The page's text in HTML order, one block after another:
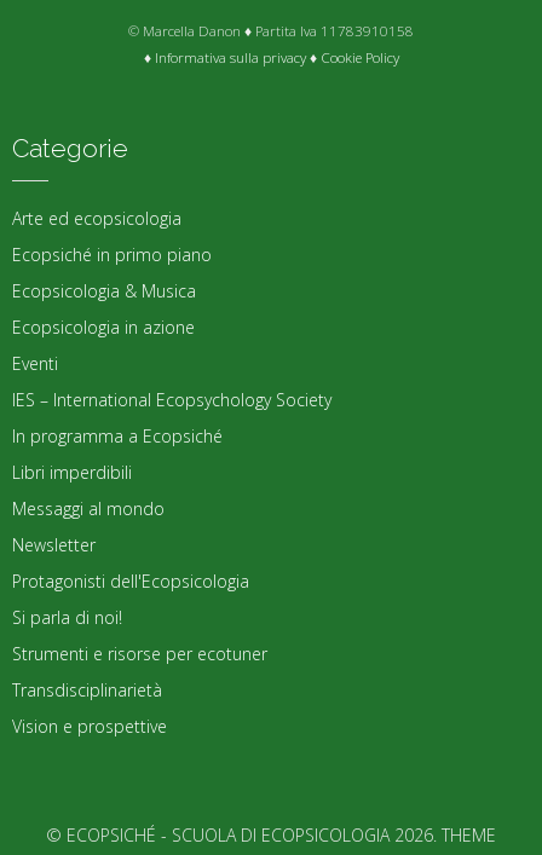
© Marcella Danon ♦ Partita Iva 11783910158
♦ Informativa sulla privacy♦ Cookie Policy
Categorie
Arte ed ecopsicologia
Ecopsiché in primo piano
Ecopsicologia & Musica
Ecopsicologia in azione
Eventi
IES – International Ecopsychology Society
In programma a Ecopsiché
Libri imperdibili
Messaggi al mondo
Newsletter
Protagonisti dell'Ecopsicologia
Si parla di noi!
Strumenti e risorse per ecotuner
Transdisciplinarietà
Vision e prospettive
© ECOPSICHÉ - SCUOLA DI ECOPSICOLOGIA 2026. THEME